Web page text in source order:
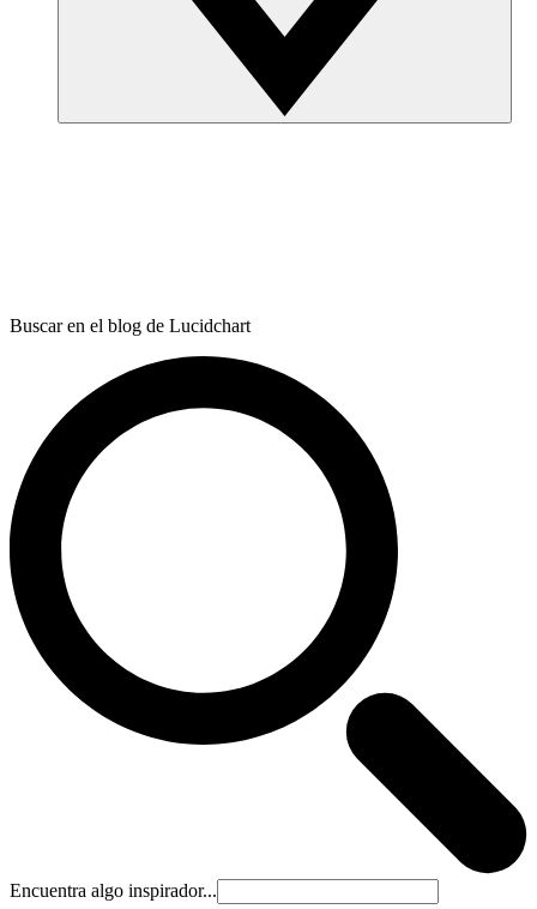
Buscar en el blog de Lucidchart
Encuentra algo inspirador...